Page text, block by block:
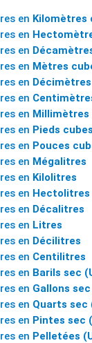
en Kilomètres
en
en
en Mètres
en
en
en Millimètres
en Pieds cubes
en Pouces
en Mégalitres
en Kilolitres
en Hectolitres
en Décalitres
en Litres
en Décilitres
en Centilitres
en Barils sec
en Gallons
en Quarts sec
en Pintes sec
en Pelletées